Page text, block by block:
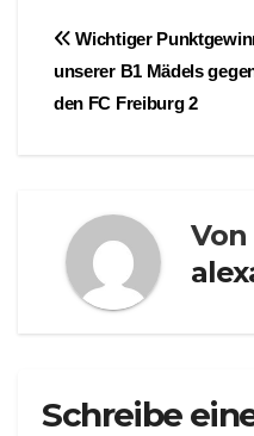
Wichtiger
unserer B1 Mädels
den FC Freiburg 2
Von
Schreibe